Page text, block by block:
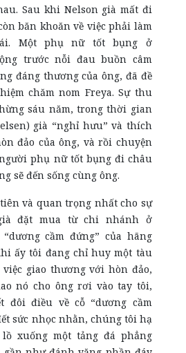
Sau khi Nelson già mất đi
băn khoăn về việc phải làm
Một phụ nữ tốt bụng ở
trước nỗi đau buồn câm
đáng thương của ông, đã đề
chăm nom Freya. Sự thu
sáu năm, trong thời gian
già “nghỉ hưu” và thích
đảo của ông, và rồi chuyện
phụ nữ tốt bụng đi châu
sẽ đến sống cùng ông.
và quan trọng nhất cho sự
đặt mua từ chi nhánh ở
cầm đứng” của hãng
ấy tôi đang chỉ huy một tàu
giao thương với hòn đảo,
nó cho ông rơi vào tay tôi,
đôi điều về cỗ “dương cầm
sức nhọc nhằn, chúng tôi hạ
xuống một tảng đá phẳng